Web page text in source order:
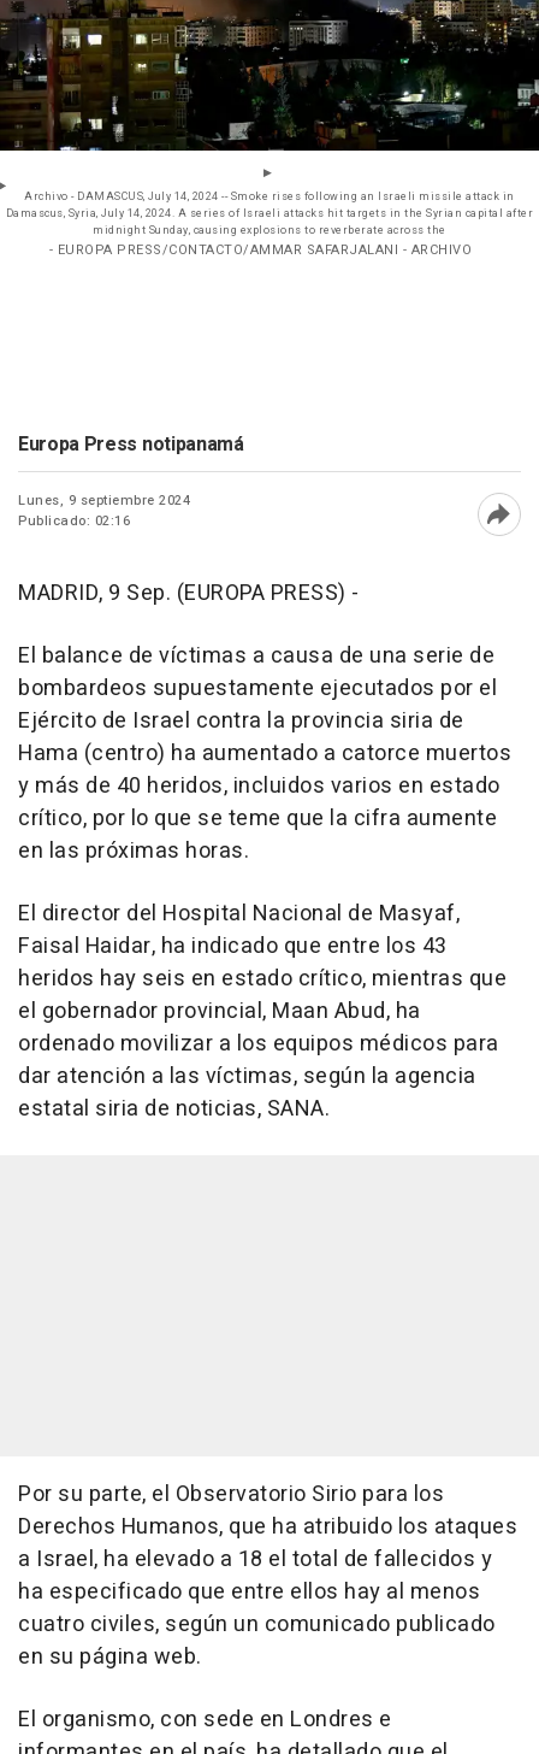
Archivo - DAMASCUS, July 14, 2024 -- Smoke rises following an Israeli missile attack in
Damascus, Syria, July 14, 2024. A series of Israeli attacks hit targets in the Syrian capital after
midnight Sunday, causing explosions to reverberate across the
- EUROPA PRESS/CONTACTO/AMMAR SAFARJALANI - ARCHIVO
Europa Press notipanamá
Lunes, 9 septiembre 2024
Publicado: 02:16
MADRID, 9 Sep. (EUROPA PRESS) -
El balance de víctimas a causa de una serie de
bombardeos supuestamente ejecutados por el
Ejército de Israel contra la provincia siria de
Hama (centro) ha aumentado a catorce muertos
y más de 40 heridos, incluidos varios en estado
crítico, por lo que se teme que la cifra aumente
en las próximas horas.
El director del Hospital Nacional de Masyaf,
Faisal Haidar, ha indicado que entre los 43
heridos hay seis en estado crítico, mientras que
el gobernador provincial, Maan Abud, ha
ordenado movilizar a los equipos médicos para
dar atención a las víctimas, según la agencia
estatal siria de noticias, SANA.
Por su parte, el Observatorio Sirio para los
Derechos Humanos, que ha atribuido los ataques
a Israel, ha elevado a 18 el total de fallecidos y
ha especificado que entre ellos hay al menos
cuatro civiles, según un comunicado publicado
en su página web.
El organismo, con sede en Londres e